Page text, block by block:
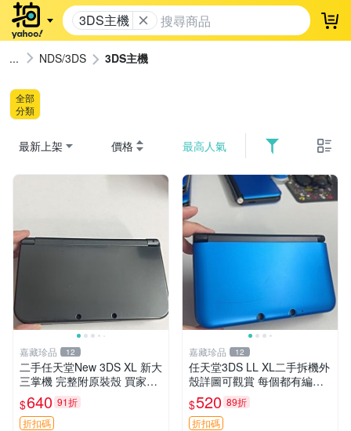
3DS主機 登
NDS/3DS 3DS主機
全部
分類
最新上架 價格 最高人氣
嘉藏珍品 12
二手任天堂New 3DS XL 新大
三掌機 完整附原裝殼 買家拍
後詳聊 新大三、任天堂3DS
XL、二手掌機
$640 91折
折扣碼
嘉藏珍品 12
任天堂3DS LL XL二手拆機外
殼詳圖可觀賞 每個都有編號
發貨 3DS LL XL 外殼 二手 數
字intégrité
$520 89折
折扣碼